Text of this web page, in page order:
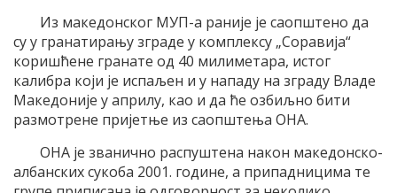
Из македонског МУП-а раније је саопштено да
су у гранатирању зграде у комплексу „Соравија“
коришћене гранате од 40 милиметара, истог
калибра који је испаљен и у нападу на зграду Владе
Македоније у априлу, као и да ће озбиљно бити
размотрене пријетње из саопштења ОНА.
ОНА је званично распуштена након македонско-
албанских сукоба 2001. године, а припадницима те